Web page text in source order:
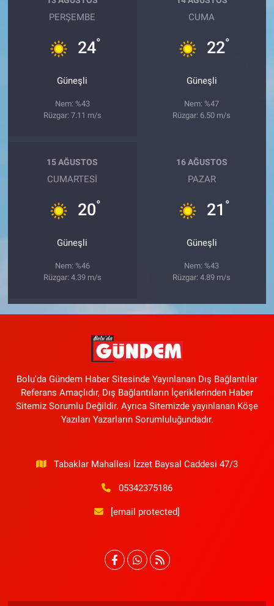
PERŞEMBE
24°
Güneşli
Nem: %43
Rüzgar: 7.11 m/s
CUMA
22°
Güneşli
Nem: %47
Rüzgar: 6.50 m/s
15 AĞUSTOS
CUMARTESI
20°
Güneşli
Nem: %46
Rüzgar: 4.39 m/s
16 AĞUSTOS
PAZAR
21 °
Güneşli
Nem: %43
Rüzgar: 4.89 m/s
Bolu'da Gündem Haber Sitesinde Yayınlanan Dış Bağlantılar
Referans Amaçlıdır, Dış Bağlantıların İçeriklerinden Haber
Sitemiz Sorumlu Değildir. Ayrıca Sitemizde yayınlanan Köşe
Yazıları Yazarların Sorumluluğundadır.
Tabaklar Mahallesi İzzet Baysal Caddesi 47/3
05342375186
[email protected]